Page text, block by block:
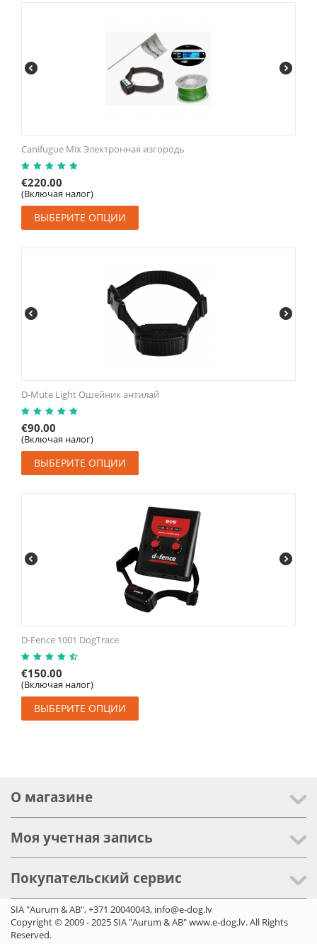
Canifugue Mix Электронная изгородь
€220.00
(Включая налог)
ВЫБЕРИТЕ ОПЦИИ
D-Mute Light Ошейник антилай
€90.00
(Включая налог)
ВЫБЕРИТЕ ОПЦИИ
D-Fence 1001 DogTrace
€150.00
(Включая налог)
ВЫБЕРИТЕ ОПЦИИ
О магазине
Моя учетная запись
Покупательский сервис
SIA "Aurum & AB", +371 20040043, info@e-dog.lv
Copyright © 2009 - 2025 SIA "Aurum & AB" www.e-dog.lv. All Rights
Reserved.